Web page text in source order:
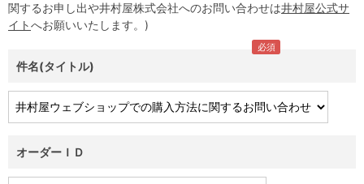
関するお申し出や井村屋株式会社へのお問い合わせは井村屋公式サ
イトへお願いいたします。)
件名(タイトル)
オーダーＩＤ